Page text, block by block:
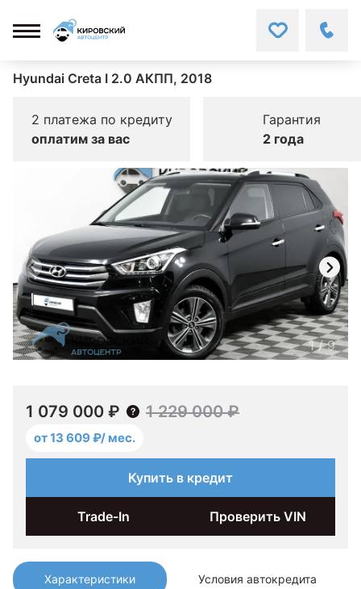
Hyundai Creta I 2.0 АКПП, 2018
2 платежа по кредиту
оплатим за вас
Гарантия
2 года
Характеристики Условия автокредита
1/9
1 079 000 ₽ 1 229 000 ₽
от 13 609 ₽/ мес.
Купить в кредит
Trade-In Проверить VIN